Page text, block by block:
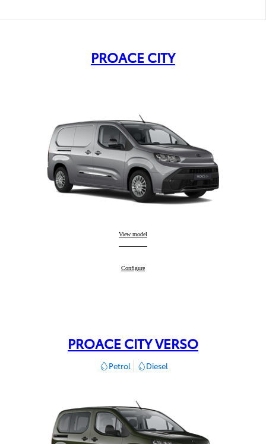
PROACE CITY
PROACE CITY
View model
PROACE CITY
Configure
PROACE CITY VERSO
Petrol Diesel